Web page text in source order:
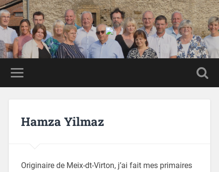
Hamza Yilmaz
Originaire de Meix-dt-Virton, j’ai fait mes primaires